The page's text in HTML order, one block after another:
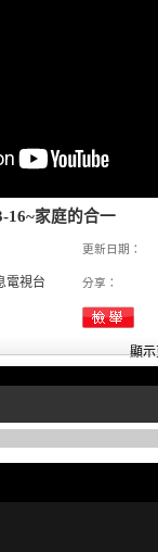
16~家庭的合一
更新日期：
電視台 分享：